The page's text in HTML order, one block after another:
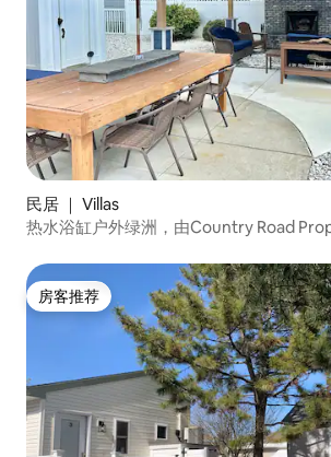
民居 ｜ Villas
热水浴缸户外绿洲，由Country Road
房客推荐
房客推荐